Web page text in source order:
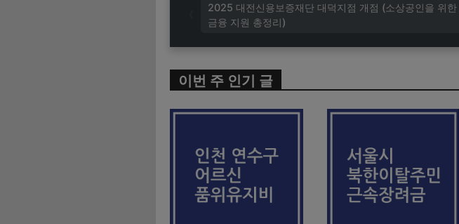
2025 대전신용보증재단 대덕지점 개점 (소상공인을 위한
금융 지원 총정리)
이번 주 인기 글